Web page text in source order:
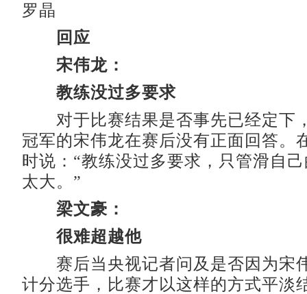
罗晶
回应
宋伟龙：
教练没过多要求
对于比赛结果是否事先已经定下
冠军的宋伟龙在赛后没有正面回答。
时说：“教练没过多要求，只管滑自
太大。”
梁文豪：
很难超越他
赛后当央视记者问及是否因为宋
计分选手，比赛才以这样的方式平淡